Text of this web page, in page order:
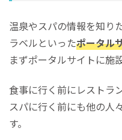
温泉やスパの情報を知り
ラベルといったポータル
まずポータルサイトに施
食事に行く前にレストラ
スパに行く前にも他の人
す。